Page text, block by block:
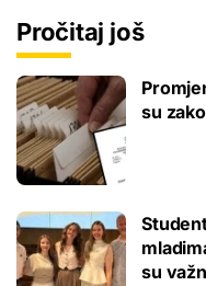
Pročitaj još
su
su